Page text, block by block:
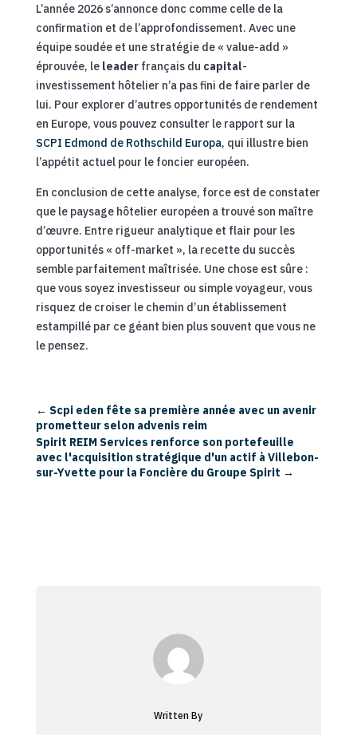
L’année 2026 s’annonce donc comme celle de la
confirmation et de l’approfondissement. Avec une
équipe soudée et une stratégie de « value-add »
éprouvée, le leaderfrançais du capital-
investissement hôtelier n’a pas fini de faire parler de
lui. Pour explorer d’autres opportunités de rendement
en Europe, vous pouvez consulter le rapport sur la
SCPI Edmond de Rothschild Europa, qui illustre bien
l’appétit actuel pour le foncier européen.
En conclusion de cette analyse, force est de constater
que le paysage hôtelier européen a trouvé son maître
d’œuvre. Entre rigueur analytique et flair pour les
opportunités « off-market », la recette du succès
semble parfaitement maîtrisée. Une chose est sûre :
que vous soyez investisseur ou simple voyageur, vous
risquez de croiser le chemin d’un établissement
estampillé par ce géant bien plus souvent que vous ne
le pensez.
← Scpi eden fête sa première année avec un avenir
prometteur selon advenis reim
Spirit REIM Services renforce son portefeuille
avec l'acquisition stratégique d'un actif à Villebon-
sur-Yvette pour la Foncière du Groupe Spirit →
Written By